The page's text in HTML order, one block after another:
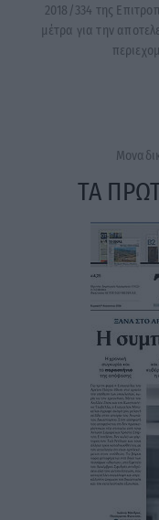
2018/334 της
μέτρα για την
ΤΑ